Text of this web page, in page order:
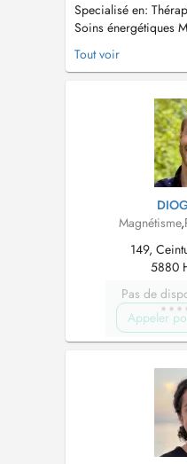
Specialisé en:
Soins énergétiques
Chinois - Tui Na An
cabinet de soins
être me spécialisant
magnétisme et du
Tout voir
Magnétisme,
149,
5880
Pas de
Appeler